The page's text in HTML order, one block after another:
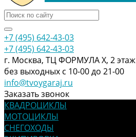
+7 (495) 642-43-03
+7 (495) 642-43-03
г. Москва, ТЦ ФОРМУЛА Х, 2 этаж
без выходных с 10-00 до 21-00
info@tvoygaraj.ru
Заказать звонок
КВАДРОЦИКЛЫ
МОТОЦИКЛЫ
СНЕГОХОДЫ